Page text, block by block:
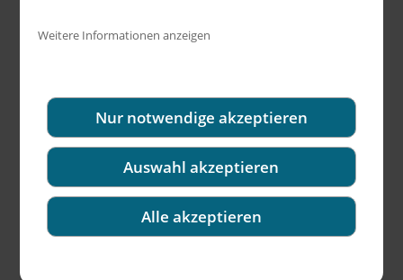
Weitere Informationen anzeigen
Nur notwendige akzeptieren
Auswahl akzeptieren
Alle akzeptieren
allen Patienten & Patientinnen eine
wundervolle Sommerzeit!